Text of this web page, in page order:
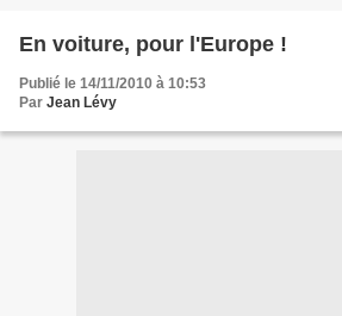
En voiture, pour l'Europe !
Publié le 14/11/2010 à 10:53
Par Jean Lévy